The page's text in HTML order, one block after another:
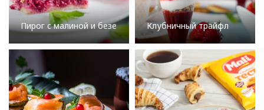
Пирог с малиной и безе Клубничный трайфл